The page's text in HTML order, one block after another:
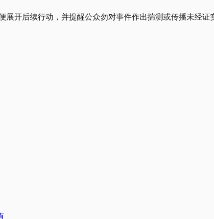
开后续行动，并提醒公众勿对事件作出揣测或传播未经证